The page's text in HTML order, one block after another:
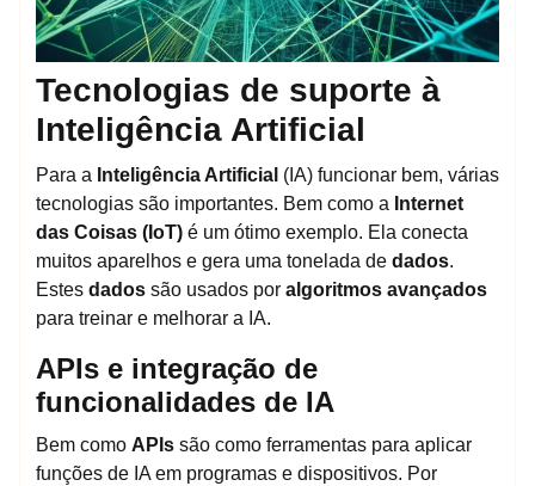
Tecnologias de suporte à
Inteligência Artificial
Para a Inteligência Artificial (IA) funcionar bem, várias
tecnologias são importantes. Bem como a Internet
das Coisas (IoT) é um ótimo exemplo. Ela conecta
muitos aparelhos e gera uma tonelada de dados.
Estes dados são usados por algoritmos avançados
para treinar e melhorar a IA.
APIs e integração de
funcionalidades de IA
Bem como APIs são como ferramentas para aplicar
funções de IA em programas e dispositivos. Por